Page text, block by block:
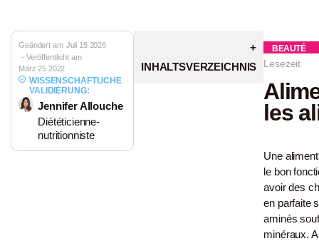
Geändert am Juli 15 2026
- Veröffentlicht am
März 25 2022
WISSENSCHAFTLICHE
VALIDIERUNG:
Jennifer Allouche
Diététicienne-
nutritionniste
INHALTSVERZEICHNIS
BEAUTÉ
Lesezeit
les
Une
le bon
avoir des
en parfaite
aminés
minéraux.